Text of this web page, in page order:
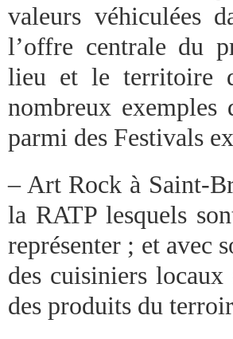
valeurs véhiculées
l’offre centrale du
lieu et le territoire
nombreux exemples
parmi des Festivals
– Art Rock à Saint-
la RATP lesquels
représenter ; et avec
des cuisiniers
des produits du